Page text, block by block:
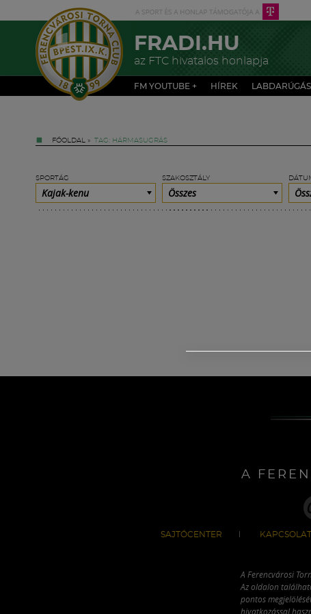
FRADI.HU
az FTC hivatalos honlapja
FM YOUTUBE + HÍREK LABDARÚGÁS
FŐOLDAL » TAG: HÁRMASUGRÁS
SPORTÁG
Kajak-kenu
SZAKOSZTÁLY
Összes
A
SAJTÓCENTER KAPCSOLAT
A Ferencvárosi
Az oldalon
pontos
hivatkozással